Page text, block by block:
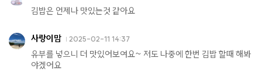
김밥은 언제나 맛있는것 같아요
사랑이맘 2025-02-11 14:37
유부를 넣으니 더 맛있어보여요~ 저도 나중에 한번 김밥 할때 해봐
야겠어요